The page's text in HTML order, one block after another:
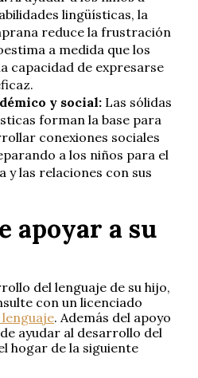
lingüísticas, la
reduce la frustración
a medida que los
capacidad de expresarse
y social: Las sólidas
forman la base para
conexiones sociales
a los niños para el
y las relaciones con sus
apoyar a su
del lenguaje de su hijo,
con un licenciado
. Además del apoyo
ayudar al desarrollo del
hogar de la siguiente